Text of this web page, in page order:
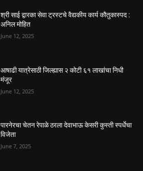
श्री साई द्वारका सेवा ट्रस्टचे वैद्यकीय कार्य कौतुकास्पद :
अनिल मोहित
June 12, 2025
आषाढी यात्रेसाठी जिल्ह्यास २ कोटी ६१ लाखांचा निधी
मंजूर
June 12, 2025
पारनेरचा चेतन रेपाळे ठरला देवाभाऊ केसरी कुस्ती स्पर्धेचा
विजेता
June 7, 2025